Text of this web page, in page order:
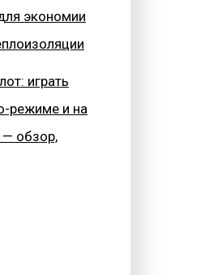
экономии
играть
режиме и на
— обзор,